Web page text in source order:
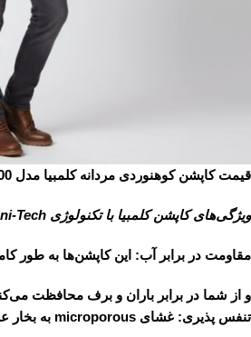
قیمت کاپشن کوهنوردی مردانه کلمبیا مدل OMINI 2000
ویژگی‌های کاپشن کلمبیا با تکنولوژی Omni-Tech
مقاومت در برابر آب: این کاپشن‌ها به طور
و از شما در برابر باران و برف محافظت
تنفس پذیری: غشای microporous به بخار عرق اجازه می‌دهد از